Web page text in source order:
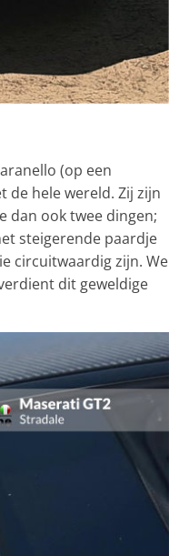
(op een
de hele wereld. Zij zijn
dan ook twee dingen;
steigerende paardje
circuitwaardig zijn. We
dit geweldige